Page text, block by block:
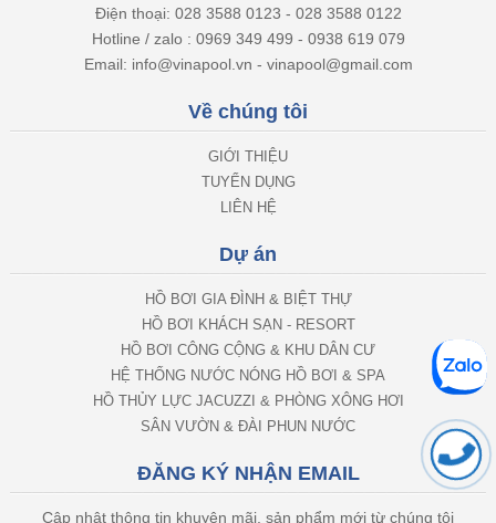
Điện thoại: 028 3588 0123 - 028 3588 0122
Hotline / zalo : 0969 349 499 - 0938 619 079
Email: info@vinapool.vn - vinapool@gmail.com
Về chúng tôi
GIỚI THIỆU
TUYỂN DỤNG
LIÊN HỆ
Dự án
HỒ BƠI GIA ĐÌNH & BIỆT THỰ
HỒ BƠI KHÁCH SẠN - RESORT
HỒ BƠI CÔNG CỘNG & KHU DÂN CƯ
HỆ THỐNG NƯỚC NÓNG HỒ BƠI & SPA
HỒ THỦY LỰC JACUZZI & PHÒNG XÔNG HƠI
SÂN VƯỜN & ĐÀI PHUN NƯỚC
ĐĂNG KÝ NHẬN EMAIL
Cập nhật thông tin khuyên mãi, sản phẩm mới từ chúng tôi